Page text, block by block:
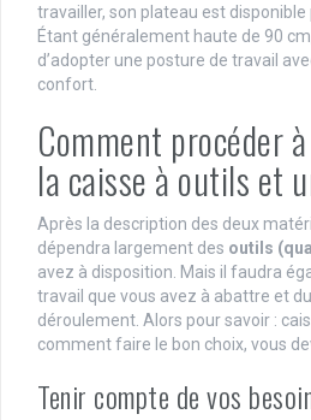
travailler, son plateau est disponible
Étant généralement haute de 90
d’adopter une posture de travail
confort.
Comment procéder
la caisse à outils et
Après la description des deux
dépendra largement des outils
avez à disposition. Mais il faudra
travail que vous avez à abattre et
déroulement. Alors pour savoir :
comment faire le bon choix, vous
Tenir compte de vos